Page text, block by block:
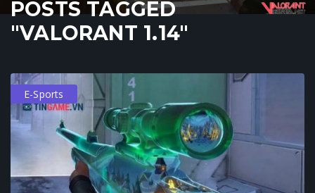
POSTS TAGGED
"VALORANT 1.14"
E-Sports